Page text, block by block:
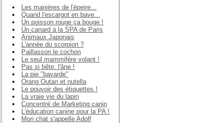
Les manières de l'épeire...
Quand l'escargot en bave...
Un poisson rouge ça bouge !
Un canard à la SPA de Paris
Animaux Japonais
L'année du scorpion ?
Paillasson le cochon
Le seul mammifère volant !
Pas si bête: l'âne !
La pie "bavarde"
Orang Outan et nutella
Le pouvoir des étiquettes !
La vraie vie du lapin
Concentré de Marketing canin
L'éducation canine pour la PA !
Mon chat s'appelle Adolf